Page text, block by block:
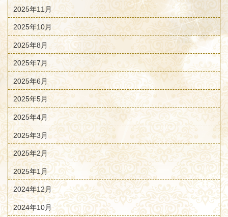
2025年11月
2025年10月
2025年8月
2025年7月
2025年6月
2025年5月
2025年4月
2025年3月
2025年2月
2025年1月
2024年12月
2024年10月